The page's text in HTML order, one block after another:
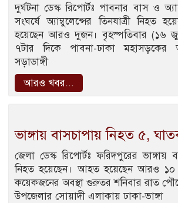
দুর্ঘটনা ডেস্ক রিপোর্টঃ পাবনার বাস ও
সংঘর্ষে অ্যাম্বুলেন্সের তিনযাত্রী নিহত
হয়েছেন আরও দুজন। বৃহস্পতিবার (১৬
৭টার দিকে পাবনা-ঢাকা মহাসড়কের
সড়াডাঙ্গী
আরও খবর...
ভাঙ্গায় বাসচাপায় নিহত ৫,
জেলা ডেস্ক রিপোর্টঃ ফরিদপুরের ভাঙ্গায়
নিহত হয়েছেন। আহত হয়েছেন আরও ১০
কয়েকজনের অবস্থা গুরুতর শনিবার রাত
উপজেলার সোয়াদী এলাকায় ঢাকা-ভাঙ্গা